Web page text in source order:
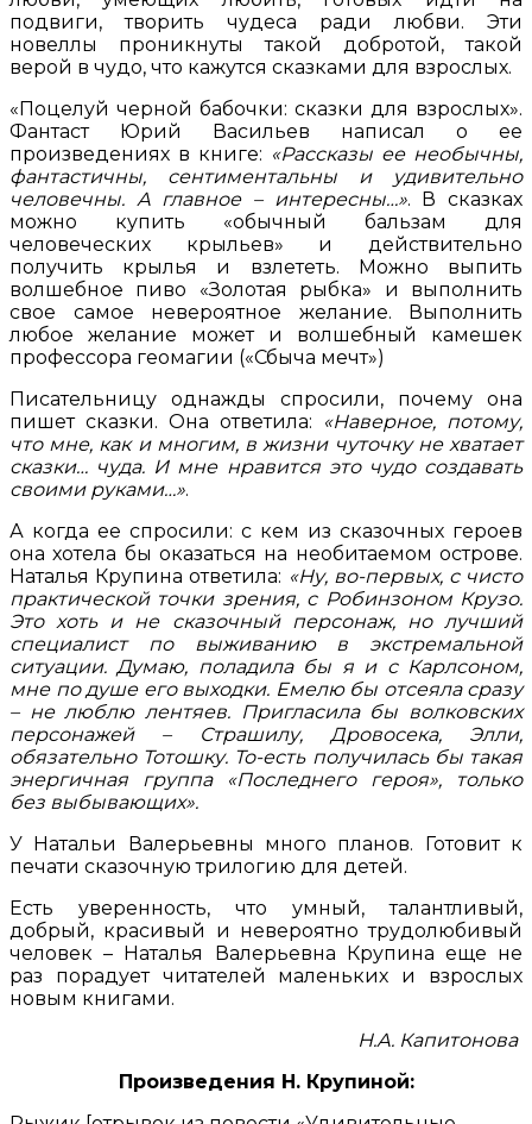
подвиги, творить чудеса ради любви. Эти
новеллы проникнуты такой добротой, такой
верой в чудо, что кажутся сказками для взрослых.
«Поцелуй черной бабочки: сказки для взрослых».
Фантаст Юрий Васильев написал о ее
произведениях в книге: «Рассказы ее необычны,
фантастичны, сентиментальны и удивительно
человечны. А главное – интересны…». В сказках
можно купить «обычный бальзам для
человеческих крыльев» и действительно
получить крылья и взлететь. Можно выпить
волшебное пиво «Золотая рыбка» и выполнить
свое самое невероятное желание. Выполнить
любое желание может и волшебный камешек
профессора геомагии («Сбыча мечт»)
Писательницу однажды спросили, почему она
пишет сказки. Она ответила:
«Наверное, потому,
что мне, как и многим, в жизни чуточку не хватает
сказки… чуда. И мне нравится это чудо создавать
своими руками…».
А когда ее спросили: с кем из сказочных героев
она хотела бы оказаться на необитаемом острове.
Наталья Крупина ответила: «Ну, во-первых, с чисто
практической точки зрения, с Робинзоном Крузо.
Это хоть и не сказочный персонаж, но лучший
специалист по выживанию в экстремальной
ситуации. Думаю, поладила бы я и с Карлсоном,
мне по душе его выходки. Емелю бы отсеяла сразу
– не люблю лентяев. Пригласила бы волковских
персонажей – Страшилу, Дровосека, Элли,
обязательно Тотошку. То-есть получилась бы такая
энергичная группа «Последнего героя», только
без выбывающих».
У Натальи Валерьевны много планов. Готовит к
печати сказочную трилогию для детей.
Есть уверенность, что умный, талантливый,
добрый, красивый и невероятно трудолюбивый
человек – Наталья Валерьевна Крупина еще не
раз порадует читателей маленьких и взрослых
новым книгами.
Н.А. Капитонова
Произведения Н. Крупиной: